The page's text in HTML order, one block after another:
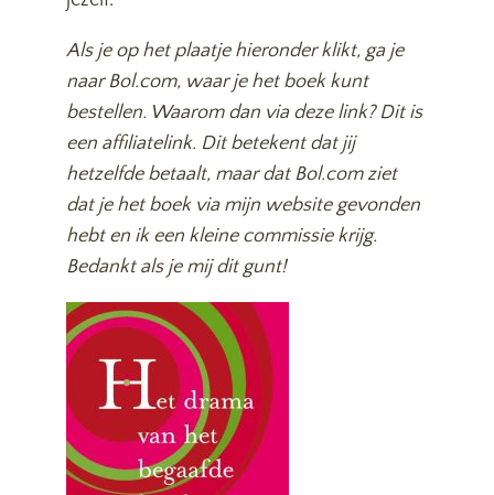
Als je op het plaatje hieronder klikt, ga je
naar Bol.com, waar je het boek kunt
bestellen. Waarom dan via deze link? Dit is
een affiliatelink. Dit betekent dat jij
hetzelfde betaalt, maar dat Bol.com ziet
dat je het boek via mijn website gevonden
hebt en ik een kleine commissie krijg.
Bedankt als je mij dit gunt!